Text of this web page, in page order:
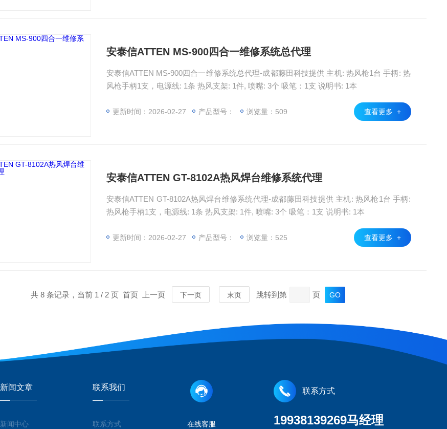
安泰信ATTEN MS-900四合一维修系统总代理
安泰信ATTEN MS-900四合一维修系统总代理-成都藤田科技提供 主机: 热风枪1台 手柄: 热
风枪手柄1支，电源线: 1条 热风支架: 1件, 喷嘴: 3个 吸笔：1支 说明书: 1本
更新时间：2026-02-27 产品型号： 浏览量：509 查看更多 +
安泰信ATTEN GT-8102A热风焊台维修系统代理
安泰信ATTEN GT-8102A热风焊台维修系统代理-成都藤田科技提供 主机: 热风枪1台 手柄:
热风枪手柄1支，电源线: 1条 热风支架: 1件, 喷嘴: 3个 吸笔：1支 说明书: 1本
更新时间：2026-02-27 产品型号： 浏览量：525 查看更多 +
共 8 条记录，当前 1 / 2 页 首页 上一页 下一页 末页 跳转到第 页
新闻文章
新闻中心
联系我们
联系方式 在线客服
联系方式
19938139269马经理